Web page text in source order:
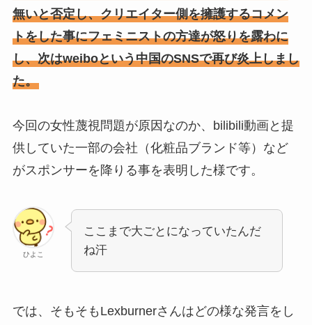
無いと否定し、クリエイター側を擁護するコメン
トをした事にフェミニストの方達が怒りを露わに
し、次はweiboという中国のSNSで再び炎上しまし
た。
今回の女性蔑視問題が原因なのか、bilibili動画と提
供していた一部の会社（化粧品ブランド等）など
がスポンサーを降りる事を表明した様です。
ひよこ
ここまで大ごとになっていたんだ
ね汗
では、そもそもLexburnerさんはどの様な発言をし